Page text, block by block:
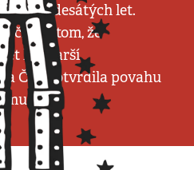
z osmdesátých let.
v tom, že
let starší.
ČT1 potvrdila povahu